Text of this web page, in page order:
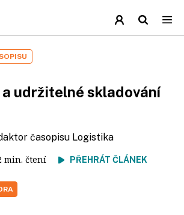
udržitelné skladování
časopisu Logistika
min. čtení PŘEHRÁT ČLÁNEK